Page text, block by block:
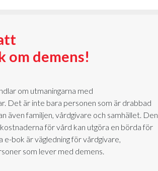
om demens!
om utmaningarna med
Det är inte bara personen som är drabbad
även familjen, vårdgivare och samhället. Den
för vård kan utgöra en börda för
bok är vägledning för vårdgivare,
som lever med demens.